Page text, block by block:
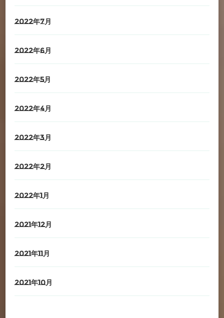
2022年7月
2022年6月
2022年5月
2022年4月
2022年3月
2022年2月
2022年1月
2021年12月
2021年11月
2021年10月